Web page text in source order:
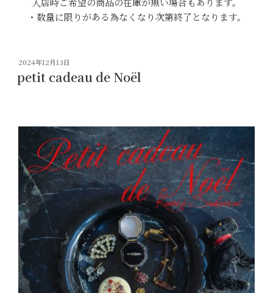
・数量に限りがある為なくなり次第終了となります。
投
日:
2024年12月13日
petit cadeau de Noël